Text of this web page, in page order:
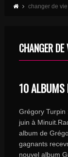
changer de vie
CHANGER DE
10 ALBUMS
Grégory Turpin
juin à
album de
gagnants
nouvel album